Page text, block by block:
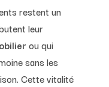
restent un
leur
ou qui
sans les
Cette vitalité